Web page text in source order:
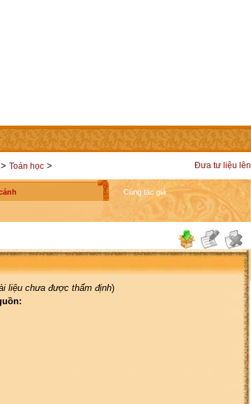
LIÊN HỆ CÁC TRANG TRỰC THUỘC
Đưa tư liệu lên
> Toán học >
Cùng tác giả
liệu chưa được thẩm định)